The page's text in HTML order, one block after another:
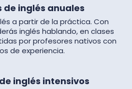
de inglés anuales
a partir de la práctica. Con
inglés hablando, en clases
por profesores nativos con
de experiencia.
inglés intensivos